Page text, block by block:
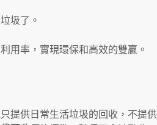
圾了。
用率，實現環保和高效的雙贏。
提供日常生活垃圾的回收，不提供